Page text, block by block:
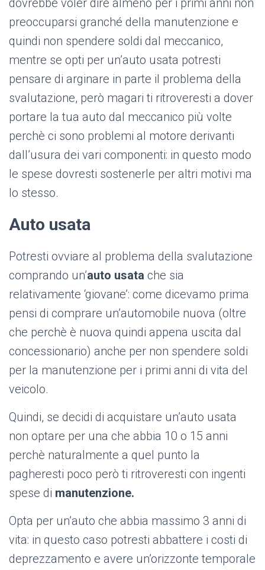
dovrebbe voler dire almeno per i primi anni non
preoccuparsi granché della manutenzione e
quindi non spendere soldi dal meccanico,
mentre se opti per un’auto usata potresti
pensare di arginare in parte il problema della
svalutazione, però magari ti ritroveresti a dover
portare la tua auto dal meccanico più volte
perchè ci sono problemi al motore derivanti
dall’usura dei vari componenti: in questo modo
le spese dovresti sostenerle per altri motivi ma
lo stesso.
Auto usata
Potresti ovviare al problema della svalutazione
comprando un’auto usata che sia
relativamente ‘giovane’: come dicevamo prima
pensi di comprare un’automobile nuova (oltre
che perchè è nuova quindi appena uscita dal
concessionario) anche per non spendere soldi
per la manutenzione per i primi anni di vita del
veicolo.
Quindi, se decidi di acquistare un’auto usata
non optare per una che abbia 10 o 15 anni
perchè naturalmente a quel punto la
pagheresti poco però ti ritroveresti con ingenti
spese di manutenzione.
Opta per un’auto che abbia massimo 3 anni di
vita: in questo caso potresti abbattere i costi di
deprezzamento e avere un’orizzonte temporale